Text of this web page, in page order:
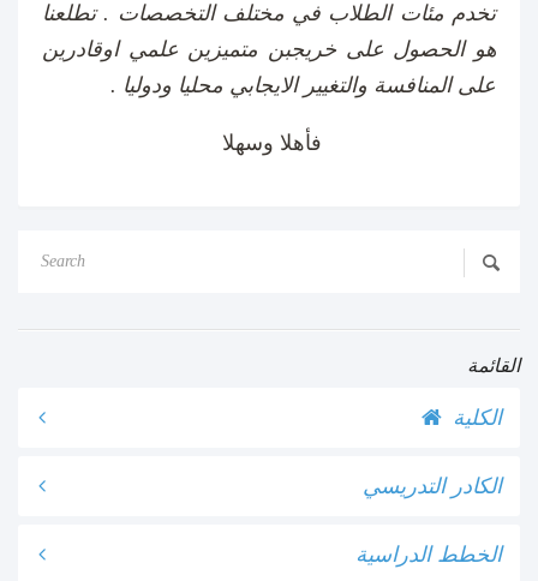
تخدم مئات الطلاب في مختلف التخصصات . تطلعنا
هو الحصول على خريجبن متميزين علمي اوقادرين
على المنافسة والتغيير الايجابي محليا ودوليا .
فأهلا وسهلا
القائمة
الكلية
الكادر التدريسي
الخطط الدراسية